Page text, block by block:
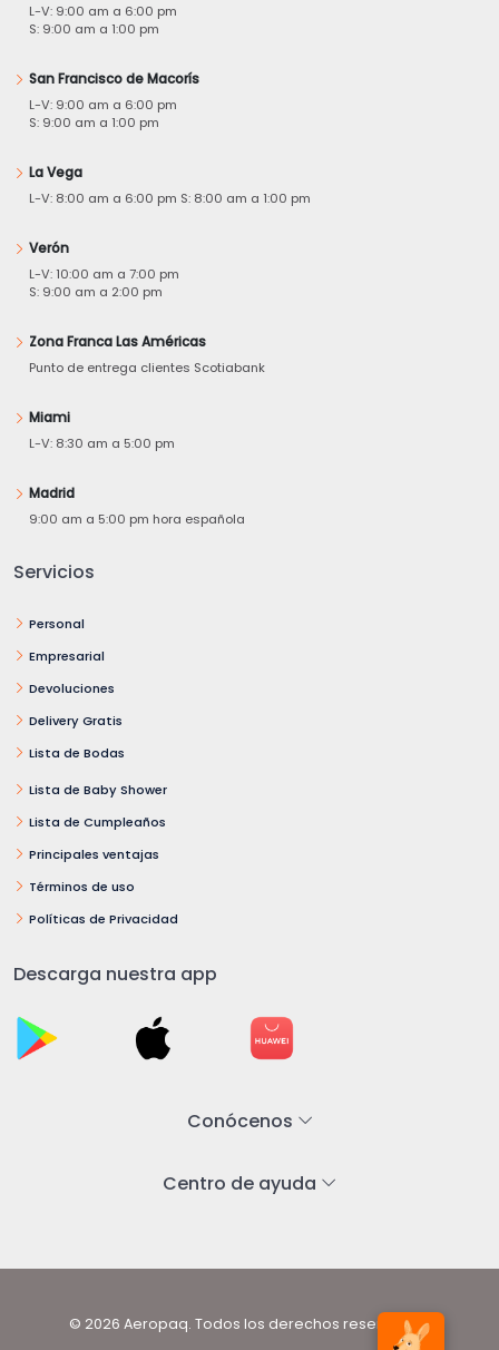
L-V: 9:00 am a 6:00 pm
S: 9:00 am a 1:00 pm
San Francisco de Macorís
L-V: 9:00 am a 6:00 pm
S: 9:00 am a 1:00 pm
La Vega
L-V: 8:00 am a 6:00 pm S: 8:00 am a 1:00 pm
Verón
L-V: 10:00 am a 7:00 pm
S: 9:00 am a 2:00 pm
Zona Franca Las Américas
Punto de entrega clientes Scotiabank
Miami
L-V: 8:30 am a 5:00 pm
Madrid
9:00 am a 5:00 pm hora española
Servicios
Personal
Empresarial
Devoluciones
Delivery Gratis
Lista de Bodas
Lista de Baby Shower
Lista de Cumpleaños
Principales ventajas
Términos de uso
Políticas de Privacidad
Descarga nuestra app
Conócenos
Centro de ayuda
© 2026 Aeropaq. Todos los derechos reservados.